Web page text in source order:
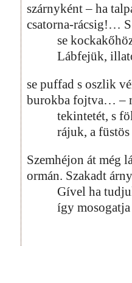
szárnyként – ha
csatorna-rácsig!…
se
Lábfejük,
se puffad s oszlik
burokba fojtva… –
tekintetét, s
rájuk, a
Szemhéjon át még
ormán. Szakadt
Gível ha
így mosogatja